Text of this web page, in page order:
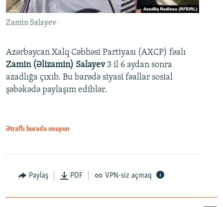
Zamin Salayev
Azərbaycan Xalq Cəbhəsi Partiyası (AXCP) fəalı
Zamin (Əlizamin) Salayev 3 il 6 aydan sonra
azadlığa çıxıb. Bu barədə siyasi fəallar sosial
şəbəkədə paylaşım ediblər.
Ətraflı burada oxuyun
Paylaş PDF VPN-siz açmaq